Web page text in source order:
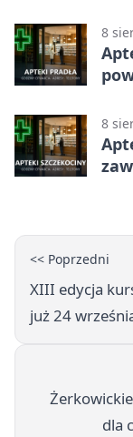
8
8
<< Poprzedni
XIII edycja
już 24
dla